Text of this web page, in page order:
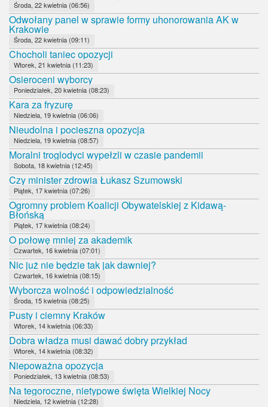
Środa, 22 kwietnia (06:56)
Odwołany panel w sprawie formy uhonorowania AK w
Krakowie
Środa, 22 kwietnia (09:11)
Chocholi taniec opozycji
Wtorek, 21 kwietnia (11:23)
Osieroceni wyborcy
Poniedziałek, 20 kwietnia (08:23)
Kara za fryzurę
Niedziela, 19 kwietnia (06:06)
Nieudolna i pocieszna opozycja
Niedziela, 19 kwietnia (08:57)
Moralni troglodyci wypełzli w czasie pandemii
Sobota, 18 kwietnia (12:45)
Czy minister zdrowia Łukasz Szumowski
Piątek, 17 kwietnia (07:26)
Ogromny problem Koalicji Obywatelskiej z Kidawą-
Błońską
Piątek, 17 kwietnia (08:24)
O połowę mniej za akademik
Czwartek, 16 kwietnia (07:01)
Nic już nie będzie tak jak dawniej?
Czwartek, 16 kwietnia (08:15)
Wyborcza wolność i odpowiedzialność
Środa, 15 kwietnia (08:25)
Pusty i ciemny Kraków
Wtorek, 14 kwietnia (06:33)
Dobra władza musi dawać dobry przykład
Wtorek, 14 kwietnia (08:32)
Niepoważna opozycja
Poniedziałek, 13 kwietnia (08:53)
Na tegoroczne, nietypowe święta Wielkiej Nocy
Niedziela, 12 kwietnia (12:28)